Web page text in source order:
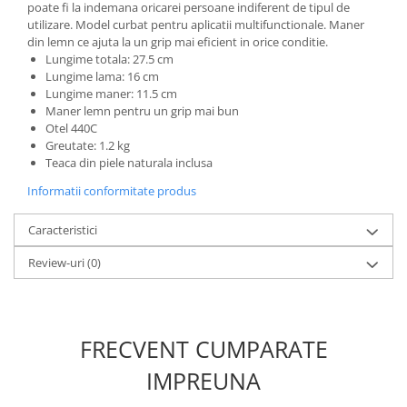
Mori cereale si furaje
ELECTRONICE
Baterii telefoane
Baterii si acumulatori
Stative
Cantare electronice comerciale
Casti audio telefoane
Masini de gaurit si insurubat
INSTRUMENTE MUZICALE
Accesorii chitara
poate fi la indemana oricarei persoane indiferent de tipul de
utilizare. Model curbat pentru aplicatii multifunctionale. Maner
din lemn ce ajuta la un grip mai eficient in orice conditie.
Lungime totala: 27.5 cm
Lungime lama: 16 cm
Lungime maner: 11.5 cm
Maner lemn pentru un grip mai bun
Otel 440C
Greutate: 1.2 kg
Teaca din piele naturala inclusa
Informatii conformitate produs
Caracteristici
Review-uri(0)
FRECVENT CUMPARATE
IMPREUNA